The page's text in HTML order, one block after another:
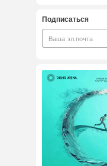
Подписаться